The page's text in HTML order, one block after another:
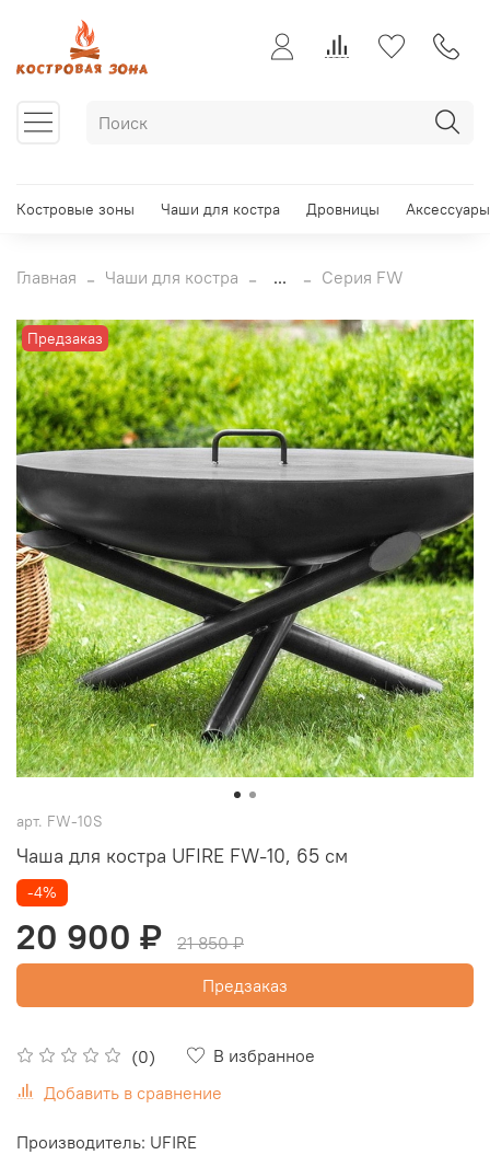
Костровые зоны Чаши для костра Дровницы Аксессуары
Главная Чаши для костра ... Серия FW
Предзаказ
арт. FW-10S
Чаша для костра UFIRE FW-10, 65 см
(0)
В избранное
Добавить в сравнение
-4%
20 900 ₽
21 850 ₽
Предзаказ
Производитель: UFIRE